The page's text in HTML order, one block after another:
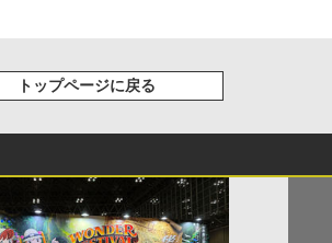
トップページに戻る